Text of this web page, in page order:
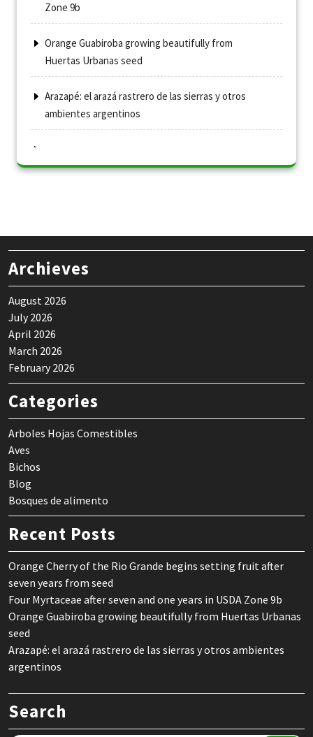
Zone 9b
Orange Guabiroba growing beautifully from
Huertas Urbanas seed
Arazapé: el arazá rastrero de las sierras y otros
ambientes argentinos
Archieves
August 2026
July 2026
April 2026
March 2026
February 2026
Categories
Arboles Hojas Comestibles
Aves
Bichos
Blog
Bosques de alimento
Recent Posts
Orange Cherry of the Rio Grande begins setting fruit after
seven years from seed
Four Myrtaceae after seven and one years in USDA Zone 9b
Orange Guabiroba growing beautifully from Huertas Urbanas
seed
Arazapé: el arazá rastrero de las sierras y otros ambientes
argentinos
Search